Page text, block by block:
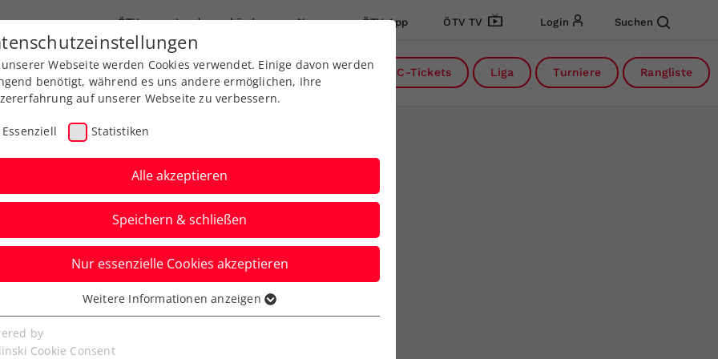
ÖTV Landesverbände News ÖTV App ÖTV TV Login Suchen
Ausbildung Services Über uns DC-Tickets Liga Turniere Rangliste
für LADIES
Webseite werden Cookies verwendet. Einige davon werden
benötigt, während es uns andere ermöglichen, Ihre
auf unserer Webseite zu verbessern.
Essenziell Statistiken
Alle akzeptieren
Speichern & schließen
Nur essenzielle Cookies akzeptieren
Cookies werden für grundlegende Funktionen der
benötigt. Dadurch ist gewährleistet, dass die Webseite
Weitere Informationen anzeigen
by
Cookie Consent